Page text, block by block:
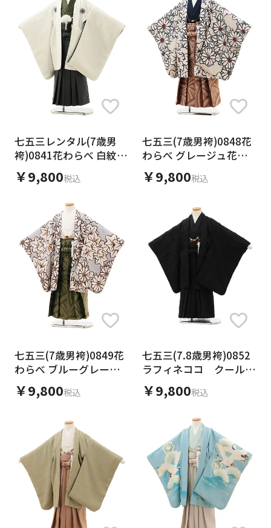
七五三レンタル(7歳男
袴)0841花わらべ 白紋付
xグレー袴
￥9,800税込
七五三(7歳男袴)0848花
わらべ グレージュ花楓x
茶袴
￥9,800税込
七五三(7歳男袴)0849花
わらべ ブルーグレー花
楓xカーキ袴
￥9,800税込
七五三(7.8歳男袴)0852
ラフィネココ クールブ
ラック
￥9,800税込